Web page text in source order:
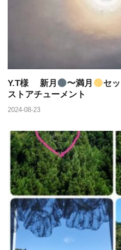
Y.T様 新月 〜満月
セ
ストアチューメント
2024-08-23